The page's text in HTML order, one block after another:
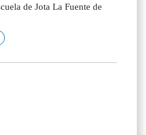
de Jota La Fuente de